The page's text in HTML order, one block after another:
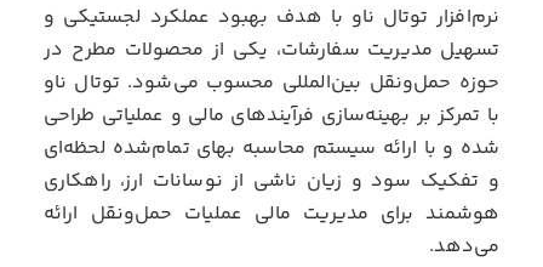
نرم‌افزار توتال ناو با هدف بهبود عملکرد لجستیکی و
تسهیل مدیریت سفارشات، یکی از محصولات مطرح در
حوزه حمل‌ونقل بین‌المللی محسوب می‌شود. توتال ناو
با تمرکز بر بهینه‌سازی فرآیندهای مالی و عملیاتی طراحی
شده و با ارائه سیستم محاسبه بهای تمام‌شده لحظه‌ای
و تفکیک سود و زیان ناشی از نوسانات ارز، راهکاری
هوشمند برای مدیریت مالی عملیات حمل‌ونقل ارائه
می‌دهد.